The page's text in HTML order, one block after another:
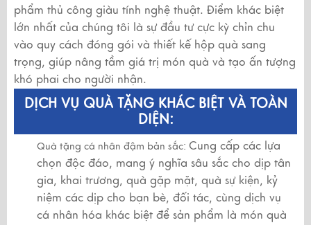
phẩm thủ công giàu tính nghệ thuật. Điểm khác biệt
lớn nhất của chúng tôi là sự đầu tư cực kỳ chỉn chu
vào quy cách đóng gói và thiết kế hộp quà sang
trọng, giúp nâng tầm giá trị món quà và tạo ấn tượng
khó phai cho người nhận.
DỊCH VỤ QUÀ TẶNG KHÁC BIỆT VÀ TOÀN
DIỆN:
Quà tặng cá nhân đậm bản sắc: Cung cấp các lựa
chọn độc đáo, mang ý nghĩa sâu sắc cho dịp tân
gia, khai trương, quà gặp mặt, quà sự kiện, kỷ
niệm các dịp cho bạn bè, đối tác, cùng dịch vụ
cá nhân hóa khác biệt để sản phẩm là món quà